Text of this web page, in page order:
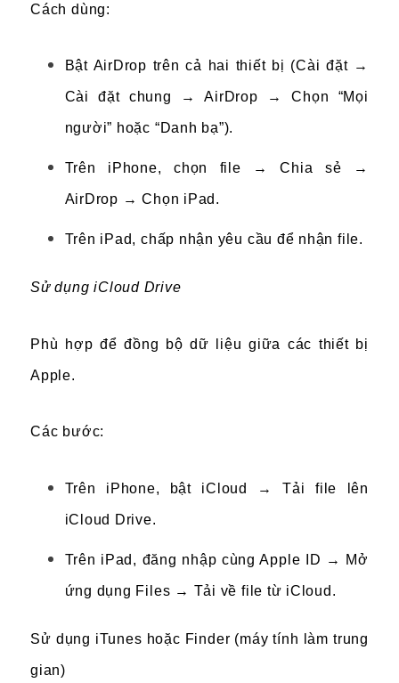
Cách dùng:
Bật AirDrop trên cả hai thiết bị (Cài đặt →
Cài đặt chung → AirDrop → Chọn “Mọi
người” hoặc “Danh bạ”).
Trên iPhone, chọn file → Chia sẻ →
AirDrop → Chọn iPad.
Trên iPad, chấp nhận yêu cầu để nhận file.
Sử dụng iCloud Drive
Phù hợp để đồng bộ dữ liệu giữa các thiết bị
Apple.
Các bước:
Trên iPhone, bật iCloud → Tải file lên
iCloud Drive.
Trên iPad, đăng nhập cùng Apple ID → Mở
ứng dụng Files → Tải về file từ iCloud.
Sử dụng iTunes hoặc Finder (máy tính làm trung
gian)